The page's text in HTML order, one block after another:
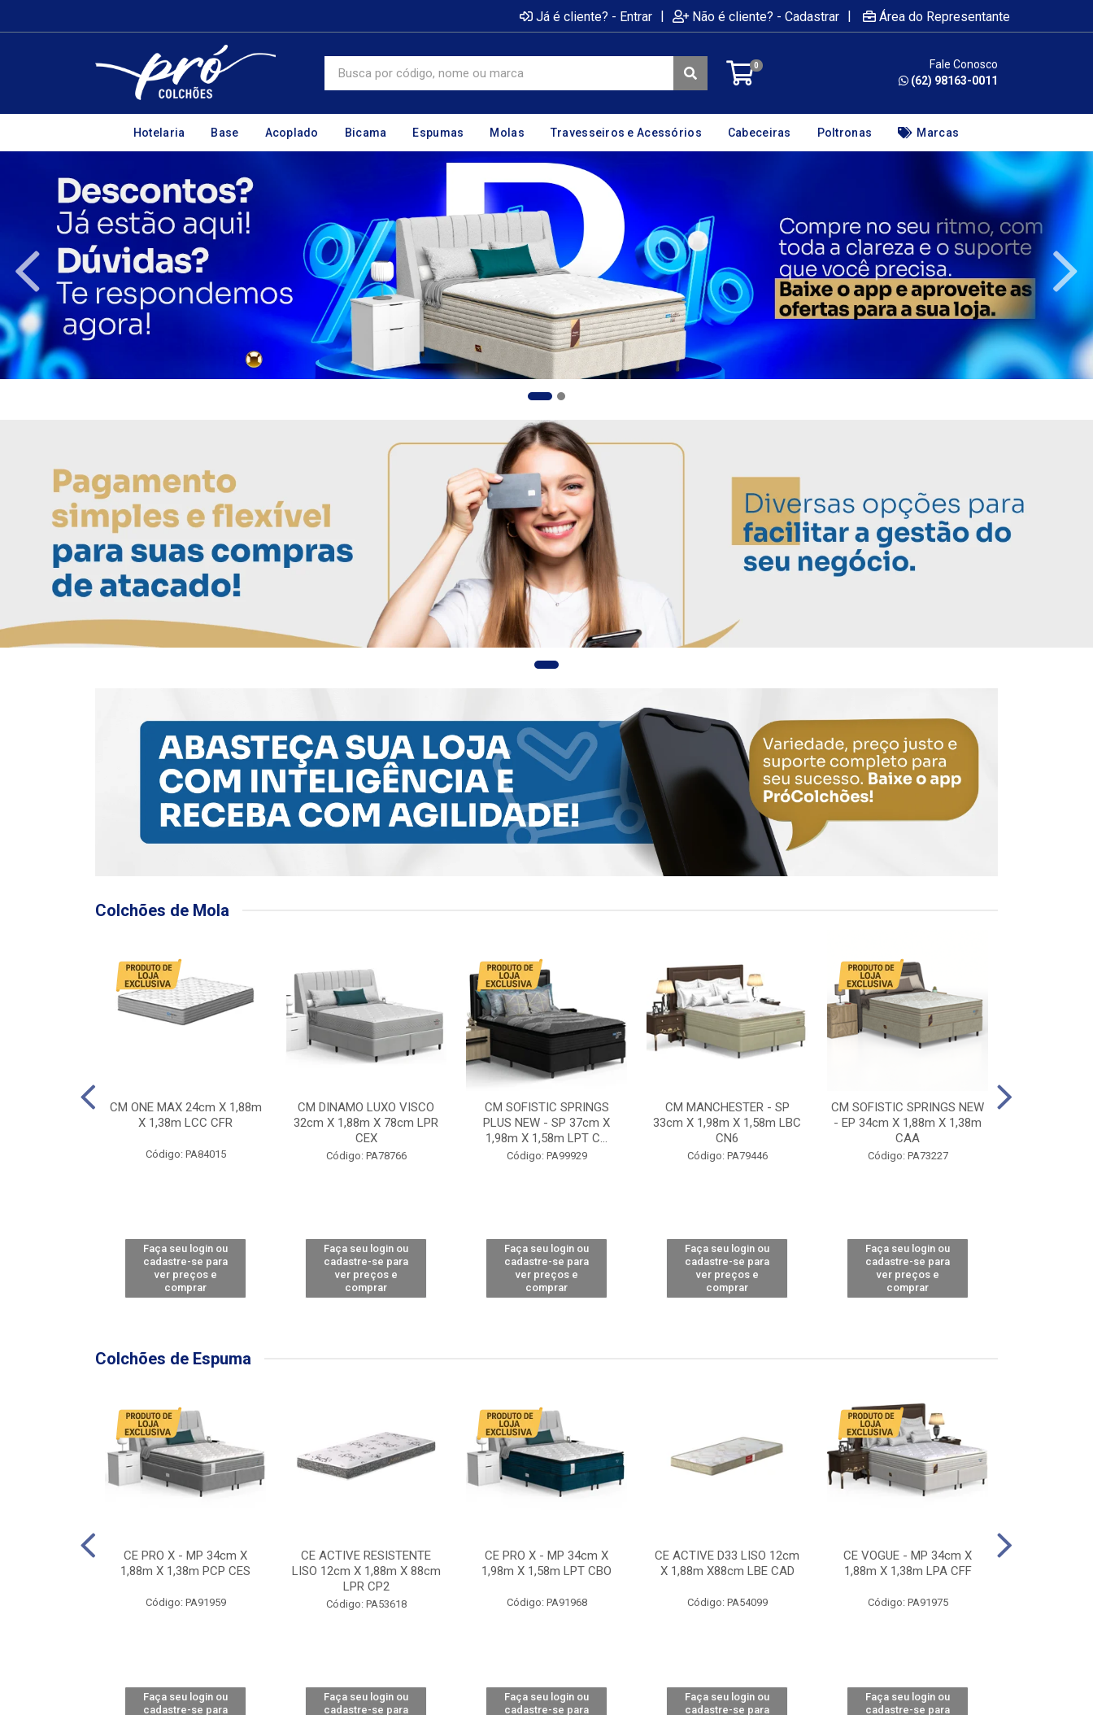
Já é cliente? - Entrar | Não é cliente? - Cadastrar | Área do Representante
0
Fale Conosco
(62) 98163-0011
Hotelaria Base Acoplado Bicama Espumas Molas Travesseiros e Acessórios Cabeceiras Poltronas Marcas
Colchões de Mola
CM ONE MAX 24cm X 1,88m
X 1,38m LCC CFR
Código: PA84015
Faça seu login ou
cadastre-se para
ver preços e
comprar
CM DINAMO LUXO VISCO
32cm X 1,88m X 78cm LPR
CEX
Código: PA78766
Faça seu login ou
cadastre-se para
ver preços e
comprar
CM SOFISTIC SPRINGS
PLUS NEW - SP 37cm X
1,98m X 1,58m LPT C...
Código: PA99929
Faça seu login ou
cadastre-se para
ver preços e
comprar
CM MANCHESTER - SP
33cm X 1,98m X 1,58m LBC
CN6
Código: PA79446
Faça seu login ou
cadastre-se para
ver preços e
comprar
CM SOFISTIC SPRINGS NEW
- EP 34cm X 1,88m X 1,38m
CAA
Código: PA73227
Faça seu login ou
cadastre-se para
ver preços e
comprar
Colchões de Espuma
CE PRO X - MP 34cm X
1,88m X 1,38m PCP CES
Código: PA91959
Faça seu login ou
cadastre-se para
CE ACTIVE RESISTENTE
LISO 12cm X 1,88m X 88cm
LPR CP2
Código: PA53618
Faça seu login ou
cadastre-se para
CE PRO X - MP 34cm X
1,98m X 1,58m LPT CBO
Código: PA91968
Faça seu login ou
cadastre-se para
CE ACTIVE D33 LISO 12cm
X 1,88m X88cm LBE CAD
Código: PA54099
Faça seu login ou
cadastre-se para
CE VOGUE - MP 34cm X
1,88m X 1,38m LPA CFF
Código: PA91975
Faça seu login ou
cadastre-se para